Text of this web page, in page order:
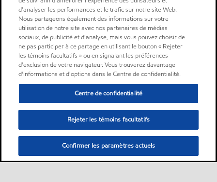
d'analyser les performances et le trafic sur notre site Web.
Nous partageons également des informations sur votre
utilisation de notre site avec nos partenaires de médias
sociaux, de publicité et d'analyse, mais vous pouvez choisir de
ne pas participer à ce partage en utilisant le bouton « Rejeter
les témoins facultatifs » ou en signalant les préférences
d'exclusion de votre navigateur. Vous trouverez davantage
d'informations et d'options dans le Centre de confidentialité.
Centre de confidentialité
Rejeter les témoins facultatifs
Confirmer les paramètres actuels